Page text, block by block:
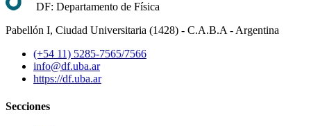
DF: Departamento de Física
Pabellón I, Ciudad Universitaria (1428) - C.A.B.A - Argentina
(+54 11) 5285-7565/7566
info@df.uba.ar
https://df.uba.ar
Secciones